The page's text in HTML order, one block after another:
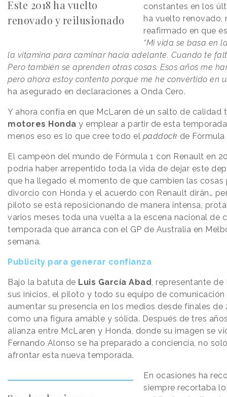
Este 2018 ha vuelto
renovado y reilusionado
constantes en los
ha vuelto renovado,
reafirmado en que
“Mi vida se basa en
la vitamina para caminar hacia adelante. Cuando te
Pero también se aprenden otras cosas. Esos años me
pero ahora estoy contento porque me he convertido en
ha asegurado en declaraciones a Onda Cero.
Y ahora confía en que McLaren dé un salto de calidad
motores Honda y emplear a partir de esta
menos eso es lo que cree todo el paddock de Fórmula
El campeón del mundo de Fórmula 1 con Renault en
podría haber arrepentido toda la vida de dejar este
que ha llegado el momento de que cambien las cosas
divorcio con Honda y el acuerdo con Renault dirán…
piloto se está reposicionando de manera intensa,
varios meses toda una vuelta a la escena nacional de
temporada que arranca con el GP de Australia en
semana.
Publicity para generar confianza
Bajo la batuta de Luis García Abad , representante
sus inicios, el piloto y todo su equipo de comunicación
aumentar su presencia en los medios desde finales de
como una figura amable y sólida. Después de tres
alianza entre McLaren y Honda, donde su imagen se
Fernando Alonso se ha preparado a conciencia, no
afrontar esta nueva temporada.
En ocasiones ha
siempre recortaba